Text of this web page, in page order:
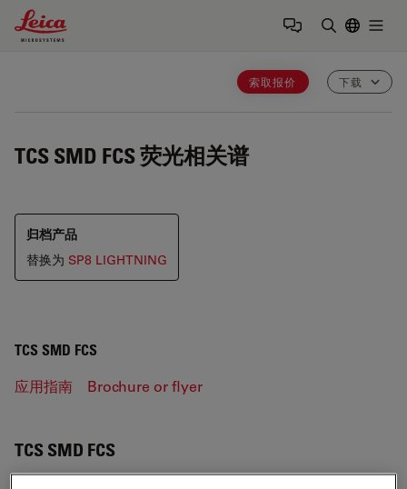
Leica Microsystems Logo
索取报价 下载
TCS SMD FCS荧光相关谱
归档产品
替换为 SP8 LIGHTNING
TCS SMD FCS
应用指南 Brochure or flyer
TCS SMD FCS